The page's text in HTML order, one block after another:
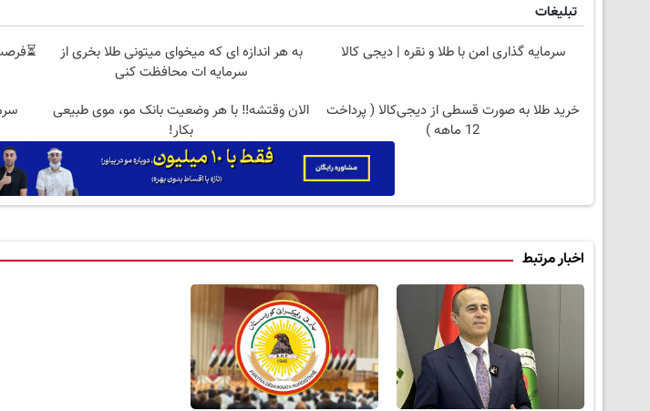
تبلیغات
سرمایه گذاری امن با طلا و نقره | دیجی کالا
به هر اندازه ای که میخوای میتونی طلا بخری از
سرمایه ات محافظت کنی
خرید طلا به صورت قسطی از دیجی‌کالا ( پرداخت
12 ماهه )
الان وقتشه‼️ با هر وضعیت بانک مو، موی طبیعی
بکار!
اخبار مرتبط